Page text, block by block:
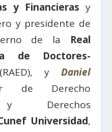
y Financieras y
y presidente de
de la Real
de Doctores-
y Daniel
de Derecho
y Derechos
Universidad,